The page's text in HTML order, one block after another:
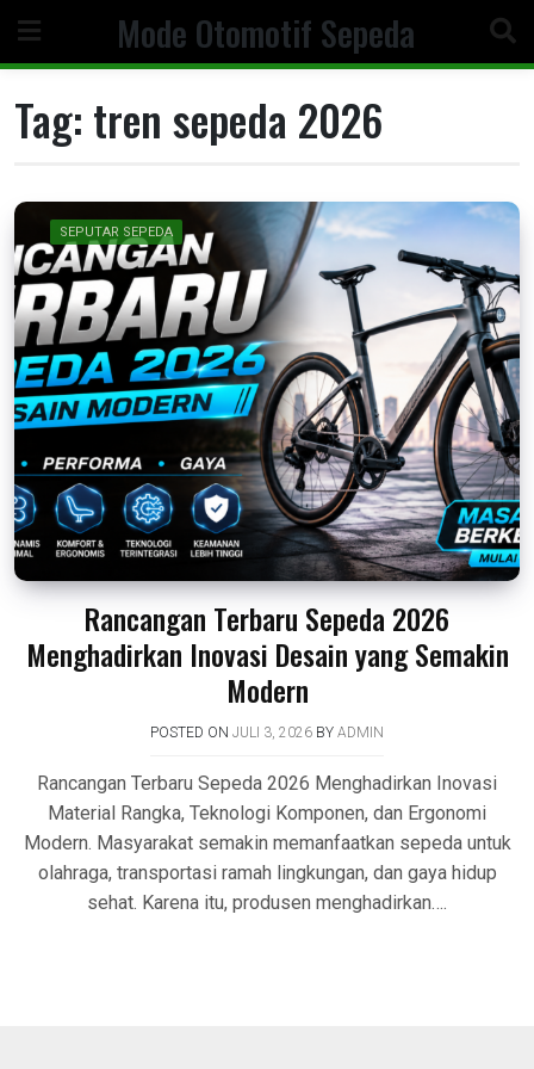
content
Mode Otomotif Sepeda
Tag: tren sepeda 2026
SEPUTAR SEPEDA
Rancangan Terbaru Sepeda 2026
Menghadirkan Inovasi Desain yang Semakin
Modern
POSTED ON JULI 3, 2026 BY ADMIN
Rancangan Terbaru Sepeda 2026 Menghadirkan Inovasi
Material Rangka, Teknologi Komponen, dan Ergonomi
Modern. Masyarakat semakin memanfaatkan sepeda untuk
olahraga, transportasi ramah lingkungan, dan gaya hidup
sehat. Karena itu, produsen menghadirkan….